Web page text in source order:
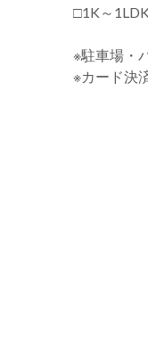
□1K～
※駐車場・
※カード決